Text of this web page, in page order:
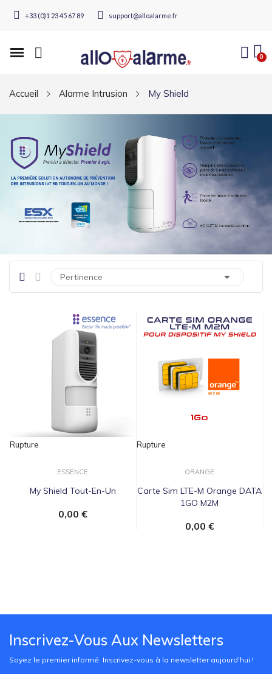
+33 (0)1 23 45 67 89 support@alloalarme.fr
Accueil Alarme Intrusion My Shield
MY SHIELD
Pertinence 
Rupture
ESSENCE
My Shield Tout-En-Un
0,00 €
Rupture
ORANGE
Carte Sim LTE-M Orange DATA
1GO M2M
0,00 €
Inscrivez-Vous Aux Newsletters
Soyez le premier informé. Inscrivez-vous à la newsletter aujourd'hui !